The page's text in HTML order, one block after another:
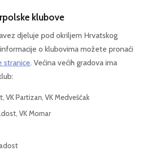
klubove
djeluje pod okriljem Hrvatskog
o klubovima možete pronaći
stranice. Većina većih gradova ima
VK Partizan, VK Medveščak
VK Mornar